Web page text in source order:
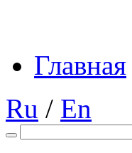
Главная
Ru / En